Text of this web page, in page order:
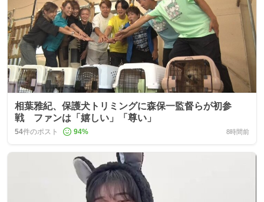
相葉雅紀、保護犬トリミングに森保一監督らが初参
戦 ファンは「嬉しい」「尊い」
54件のポスト 94% 8時間前